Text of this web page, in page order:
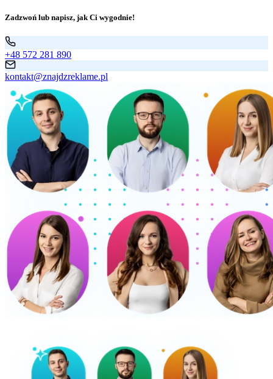
Zadzwoń lub napisz, jak Ci wygodnie!
+48 572 281 890
kontakt@znajdzreklame.pl